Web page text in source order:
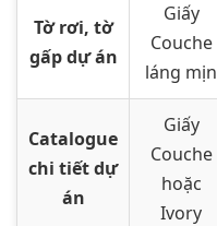
Tờ rơi, tờ
gấp dự án
Giấy
Couche
láng mịn
Catalogue
chi tiết dự
án
Giấy
Couche
hoặc
Ivory